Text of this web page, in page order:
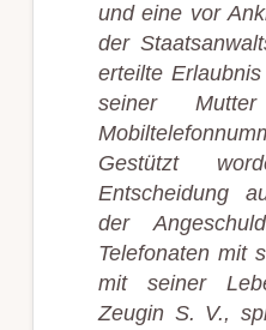
und eine vor
der
erteilte
seiner
Gestützt
Entscheidung
der
Telefonaten mit
mit seiner
Zeugin S. V.,